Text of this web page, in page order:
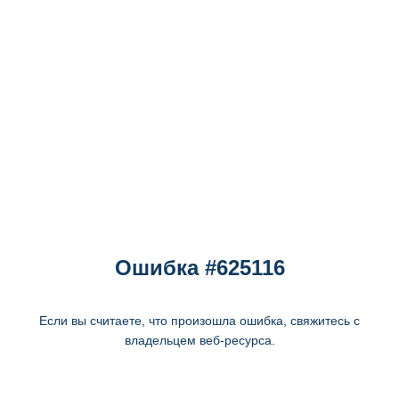
Ошибка #625116
Если вы считаете, что произошла ошибка, свяжитесь с
владельцем веб-ресурса.